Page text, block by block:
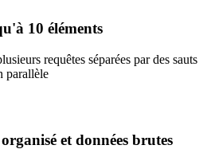
10 éléments
requêtes séparées par des sauts
parallèle
et données brutes